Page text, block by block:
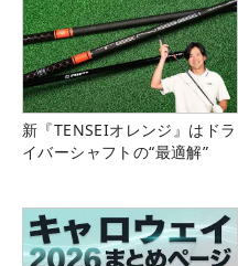
新『TENSEIオレンジ』はドラ
イバーシャフトの“最適解”